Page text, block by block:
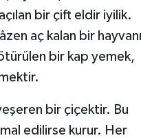
bir çift eldir iyilik.
aç kalan bir hayvanı
bir kap yemek,
bir çiçektir. Bu
edilirse kurur. Her